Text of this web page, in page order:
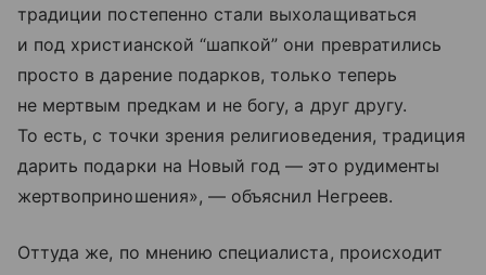
традиции постепенно стали выхолащиваться
и под христианской “шапкой” они превратились
просто в дарение подарков, только теперь
не мертвым предкам и не богу, а друг другу.
То есть, с точки зрения религиоведения, традиция
дарить подарки на Новый год — это рудименты
жертвоприношения», — объяснил Негреев.
Оттуда же, по мнению специалиста, происходит